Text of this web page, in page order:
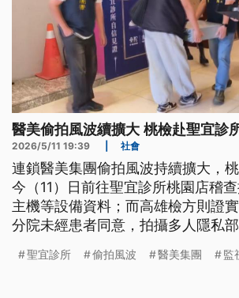
醫美偷拍風波續擴大 桃檢赴聖宜診
2026/5/11 19:39 社會
連鎖醫美集團偷拍風波持續擴大，
今（11）日前往聖宜診所桃園店稽
主機等設備資料；而高雄檢方則證
分院未經患者同意，拍攝多人隱私
權益。衛福部長石崇良上午強調，
聖宜診所 偷拍風波 醫美集團 監